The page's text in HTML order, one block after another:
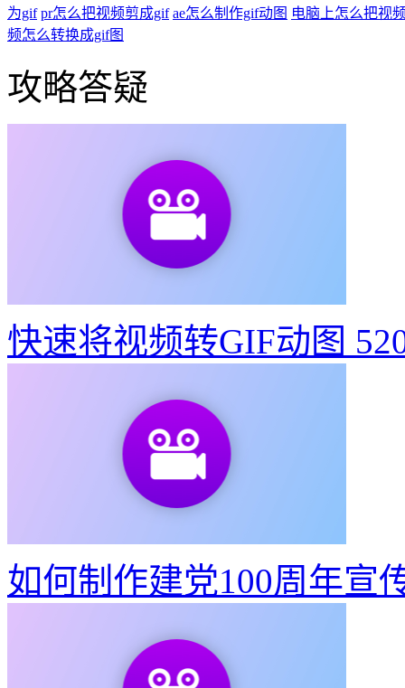
为gif pr怎么把视频剪成gif ae怎么制作gif动图 电脑上怎么把视
频怎么转换成gif图
攻略答疑
快速将视频转GIF动图
如何制作建党100周年宣